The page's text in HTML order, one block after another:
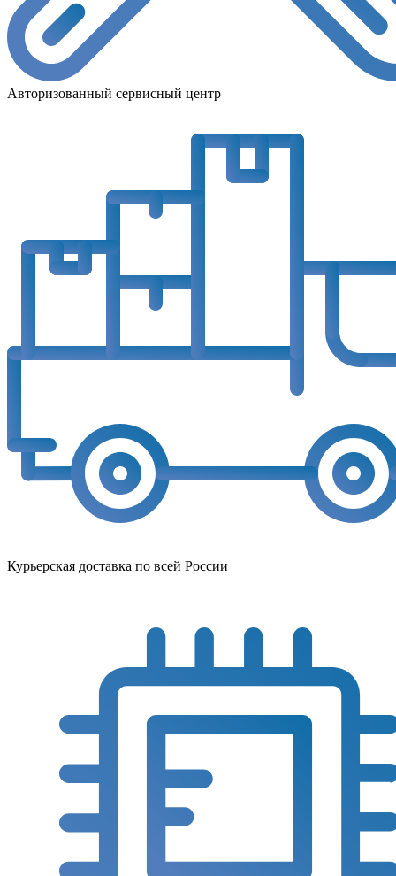
Авторизованный сервисный центр
Курьерская доставка по всей России